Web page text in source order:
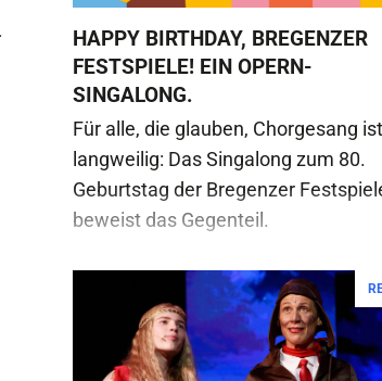
HAPPY BIRTHDAY, BREGENZER
FESTSPIELE! EIN OPERN-
SINGALONG.
Für alle, die glauben, Chorgesang ist
langweilig: Das Singalong zum 80.
Geburtstag der Bregenzer
beweist das Gegenteil.